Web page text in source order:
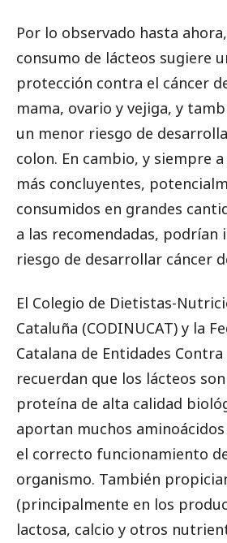
Por lo observado hasta
consumo de lácteos sugiere
protección contra el cáncer
mama, ovario y vejiga, y
un menor riesgo de
colon. En cambio, y siempre
más concluyentes,
consumidos en grandes
a las recomendadas, podrían
riesgo de desarrollar cáncer
El Colegio de Dietistas-
Cataluña (CODINUCAT) y la
Catalana de Entidades Contra
recuerdan que los lácteos
proteína de alta calidad
aportan muchos
el correcto funcionamiento
organismo. También
(principalmente en los
lactosa, calcio y otros